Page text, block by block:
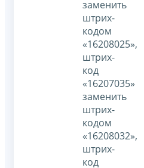
заменить
штрих-
кодом
«16208025»,
штрих-
код
«16207035»
заменить
штрих-
кодом
«16208032»,
штрих-
код